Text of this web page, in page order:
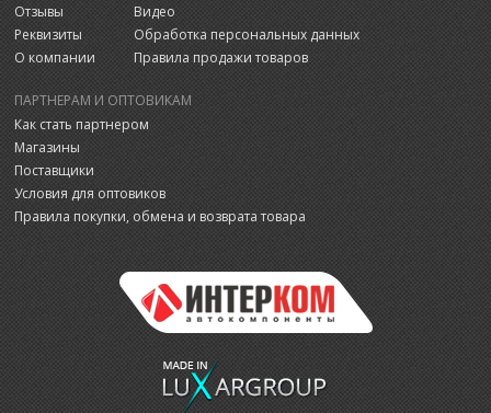
Отзывы
Реквизиты
О компании
Видео
Обработка персональных данных
Правила продажи товаров
ПАРТНЕРАМ И ОПТОВИКАМ
Как стать партнером
Магазины
Поставщики
Условия для оптовиков
Правила покупки, обмена и возврата товара